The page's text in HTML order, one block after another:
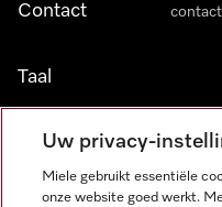
Contact
Taal
NEDERLANDS
Uw privacy-
Miele gebruikt essentiële
onze website goed werkt.